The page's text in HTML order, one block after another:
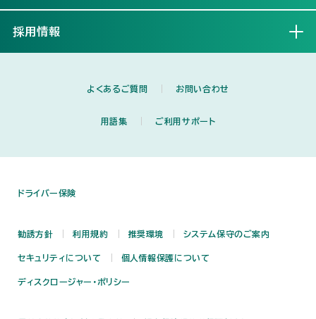
採用情報
よくあるご質問 お問い合わせ
用語集 ご利用サポート
ドライバー保険
勧誘方針 利用規約 推奨環境 システム保守のご案内
セキュリティについて 個人情報保護について
ディスクロージャー・ポリシー